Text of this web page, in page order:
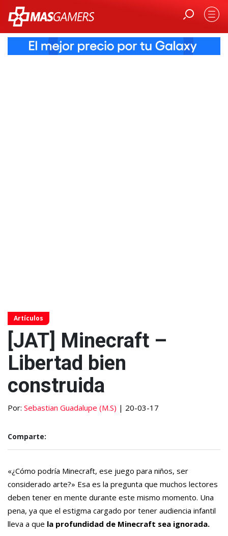
Artículos
[JAT] Minecraft –
Libertad bien
construida
Por: Sebastian Guadalupe (M.S) | 20-03-17
Comparte:
«¿Cómo podría Minecraft, ese juego para niños, ser
considerado arte?» Esa es la pregunta que muchos lectores
deben tener en mente durante este mismo momento. Una
pena, ya que el estigma cargado por tener audiencia infantil
lleva a que la profundidad de Minecraft sea ignorada.